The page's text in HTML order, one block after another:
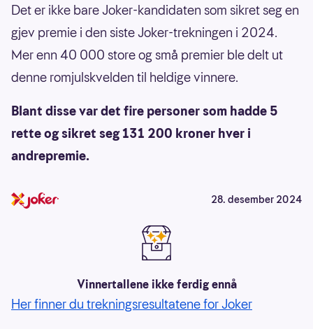
Det er ikke bare Joker-kandidaten som sikret seg en
gjev premie i den siste Joker-trekningen i 2024.
Mer enn 40 000 store og små premier ble delt ut
denne romjulskvelden til heldige vinnere.
Blant disse var det fire personer som hadde 5
rette og sikret seg 131 200 kroner hver i
andrepremie.
28. desember 2024
Vinnertallene ikke ferdig ennå
Her finner du trekningsresultatene for Joker